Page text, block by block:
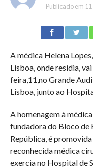
Publicado em
A médica Helena
Lisboa, onde residia,
feira,11,no Grande
Lisboa, junto ao
A homenagem à
fundadora do Bloco de
República, é
reconhecida médica
exercia no Hospital de